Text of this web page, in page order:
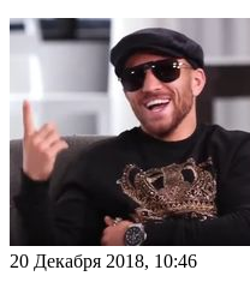
20 Декабря 2018, 10:46